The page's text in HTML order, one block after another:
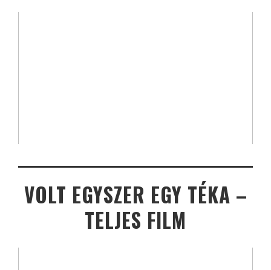
VOLT EGYSZER EGY TÉKA –
TELJES FILM